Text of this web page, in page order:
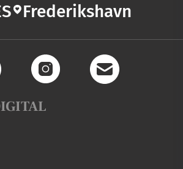
Frederikshavn